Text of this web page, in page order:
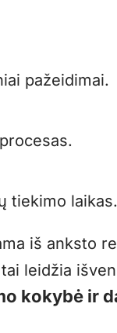
pažeidimai.
tiekimo laikas.
iš anksto
leidžia
kokybė ir